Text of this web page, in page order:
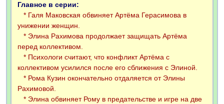
Главное в серии:
* Галя Маковская обвиняет Артёма Герасимова в
унижении женщин.
* Элина Рахимова продолжает защищать Артёма
перед коллективом.
* Психологи считают, что конфликт Артёма с
коллективом усилился после его сближения с Элиной.
* Рома Кузин окончательно отдаляется от Элины
Рахимовой.
* Элина обвиняет Рому в предательстве и игре на две